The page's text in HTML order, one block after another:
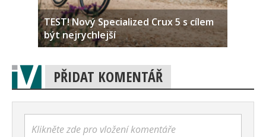
TEST! Nový Specialized Crux 5 s cílem
být nejrychlejší
PŘIDAT KOMENTÁŘ
Klikněte zde pro vložení komentáře